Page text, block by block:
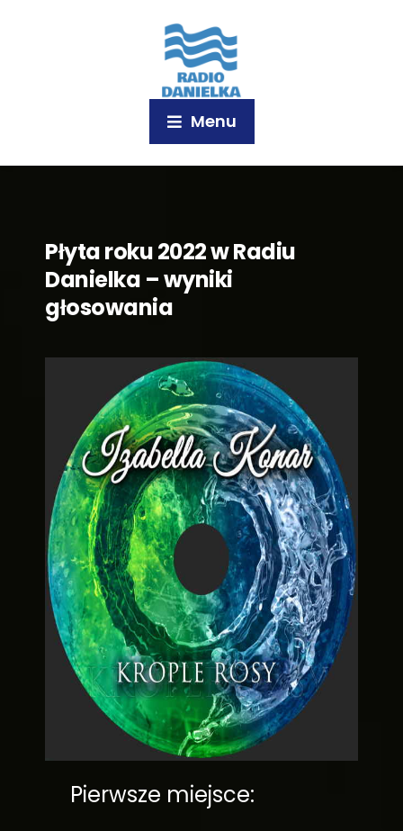
Menu
Płyta roku 2022 w Radiu
Danielka – wyniki
głosowania
Pierwsze miejsce: